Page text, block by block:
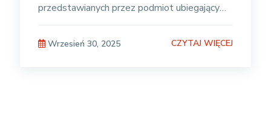
przedstawianych przez podmiot ubiegający
się o pomoc de minimis z dnia
Wrzesień 30, 2025 CZYTAJ WIĘCEJ